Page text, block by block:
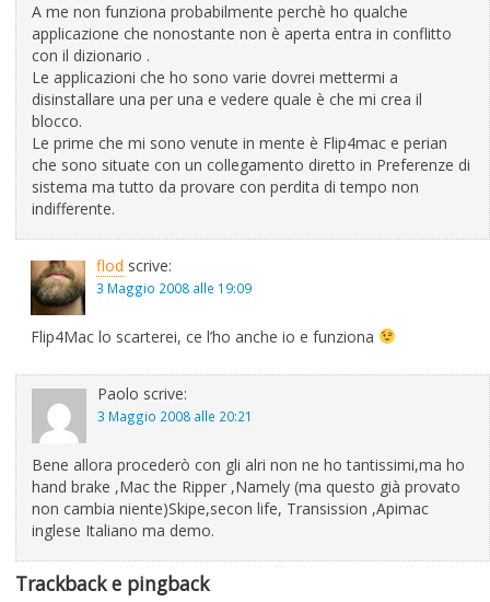
A me non funziona probabilmente perchè ho qualche
applicazione che nonostante non è aperta entra in conflitto
con il dizionario .
Le applicazioni che ho sono varie dovrei mettermi a
disinstallare una per una e vedere quale è che mi crea il
blocco.
Le prime che mi sono venute in mente è Flip4mac e perian
che sono situate con un collegamento diretto in Preferenze di
sistema ma tutto da provare con perdita di tempo non
indifferente.
flod scrive:
3 Maggio 2008 alle 19:09
Flip4Mac lo scarterei, ce l’ho anche io e funziona
Paolo scrive:
3 Maggio 2008 alle 20:21
Bene allora procederò con gli alri non ne ho tantissimi,ma ho
hand brake ,Mac the Ripper ,Namely (ma questo già provato
non cambia niente)Skipe,secon life, Transission ,Apimac
inglese Italiano ma demo.
Trackback e pingback